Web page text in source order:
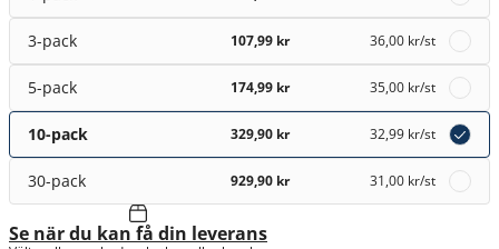
3-pack 107,99 kr 36,00 kr/st
5-pack 174,99 kr 35,00 kr/st
10-pack 329,90 kr 32,99 kr/st
30-pack 929,90 kr 31,00 kr/st
Se när du kan få din leverans